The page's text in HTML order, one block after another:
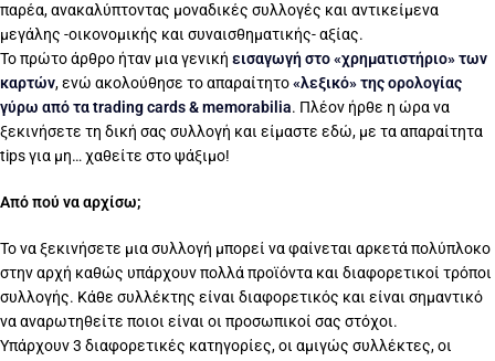
παρέα, ανακαλύπτοντας μοναδικές συλλογές και αντικείμενα
μεγάλης -οικονομικής και συναισθηματικής- αξίας.
Το πρώτο άρθρο ήταν μια γενική εισαγωγή στο «χρηματιστήριο» των
καρτών, ενώ ακολούθησε το απαραίτητο«λεξικό» της ορολογίας
γύρω από τα trading cards & memorabilia. Πλέον ήρθε η ώρα να
ξεκινήσετε τη δική σας συλλογή και είμαστε εδώ, με τα απαραίτητα
tips για μη… χαθείτε στο ψάξιμο!
Από πού να αρχίσω;
Το να ξεκινήσετε μια συλλογή μπορεί να φαίνεται αρκετά πολύπλοκο
στην αρχή καθώς υπάρχουν πολλά προϊόντα και διαφορετικοί τρόποι
συλλογής. Κάθε συλλέκτης είναι διαφορετικός και είναι σημαντικό
να αναρωτηθείτε ποιοι είναι οι προσωπικοί σας στόχοι.
Υπάρχουν 3 διαφορετικές κατηγορίες, οι αμιγώς συλλέκτες, οι